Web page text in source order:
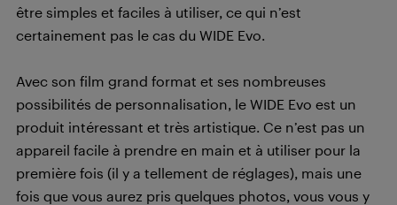
être simples et faciles à utiliser, ce qui n’est
certainement pas le cas du WIDE Evo.
Avec son film grand format et ses nombreuses
possibilités de personnalisation, le WIDE Evo est un
produit intéressant et très artistique. Ce n’est pas un
appareil facile à prendre en main et à utiliser pour la
première fois (il y a tellement de réglages), mais une
fois que vous aurez pris quelques photos, vous vous y